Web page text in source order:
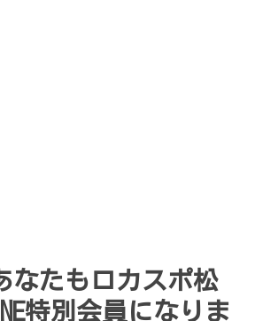
なたもロカスポ松
特別会員になりま